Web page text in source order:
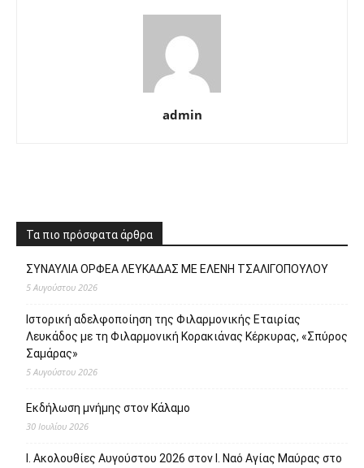
admin
Τα πιο πρόσφατα άρθρα
ΣΥΝΑΥΛΙΑ ΟΡΦΕΑ ΛΕΥΚΑΔΑΣ ΜΕ ΕΛΕΝΗ ΤΣΑΛΙΓΟΠΟΥΛΟΥ
5 Αυγούστου 2026
Ιστορική αδελφοποίηση της Φιλαρμονικής Εταιρίας
Λευκάδος με τη Φιλαρμονική Κορακιάνας Κέρκυρας, «Σπύρος
Σαμάρας»
5 Αυγούστου 2026
Εκδήλωση μνήμης στον Κάλαμο
30 Ιουλίου 2026
Ι. Ακολουθίες Αυγούστου 2026 στον Ι. Ναό Αγίας Μαύρας στο